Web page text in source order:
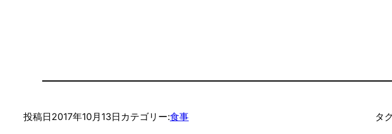
投稿日2017年10月13日 カテゴリー:食事 タ